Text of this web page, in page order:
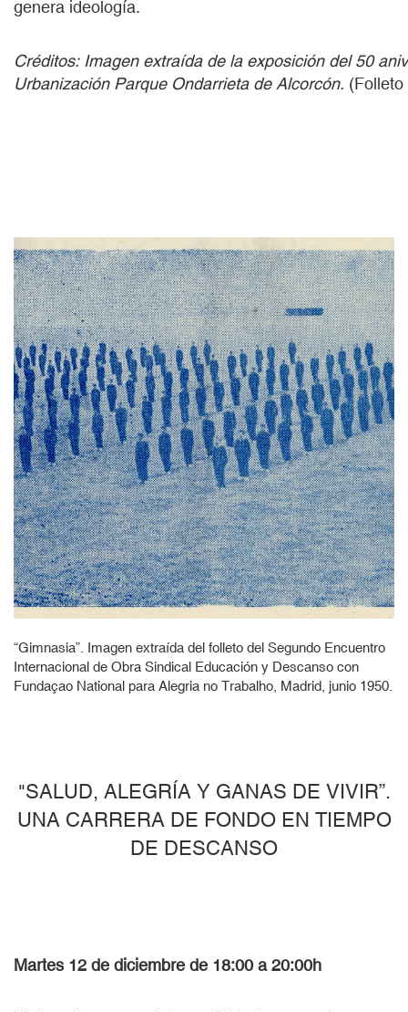
genera ideología.
Créditos: Imagen extraída de la exposición del 50
Urbanización Parque Ondarrieta de Alcorcón.
“Gimnasia”. Imagen extraída del folleto del Segundo Encuentro
Internacional de Obra Sindical Educación y Descanso con
Fundaçao National para Alegria no Trabalho, Madrid, junio 1950.
"SALUD, ALEGRÍA Y GANAS DE VIVIR”.
UNA CARRERA DE FONDO EN TIEMPO
DE DESCANSO
Martes 12 de diciembre de 18:00 a 20:00h